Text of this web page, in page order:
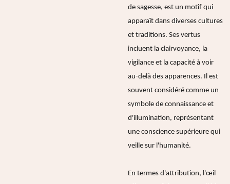
de sagesse, est un motif qui
apparaît dans diverses cultures
et traditions. Ses vertus
incluent la clairvoyance, la
vigilance et la capacité à voir
au-delà des apparences. Il est
souvent considéré comme un
symbole de connaissance et
d'illumination, représentant
une conscience supérieure qui
veille sur l'humanité.
En termes d'attribution, l'œil